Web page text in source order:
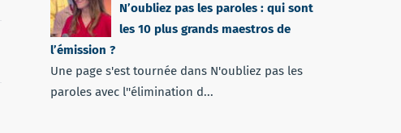
N’oubliez pas les paroles : qui sont
les 10 plus grands maestros de
l’émission ?
Une page s'est tournée dans N'oubliez pas les
paroles avec l''élimination d...